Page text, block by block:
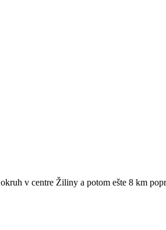
v centre Žiliny a potom ešte 8 km